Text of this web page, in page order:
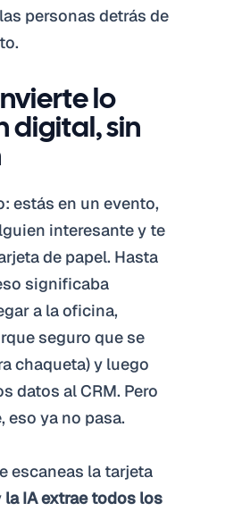
personas detrás de
lo
digital, sin
estás en un evento,
interesante y te
de papel. Hasta
significaba
a la oficina,
seguro que se
chaqueta) y luego
datos al CRM. Pero
eso ya no pasa.
escaneas la tarjeta
la IA extrae todos los